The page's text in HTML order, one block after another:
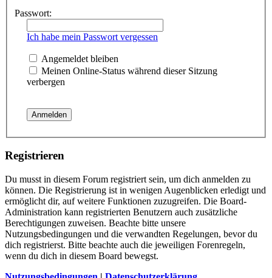
Passwort:
Ich habe mein Passwort vergessen
Angemeldet bleiben
Meinen Online-Status während dieser Sitzung
verbergen
Registrieren
Du musst in diesem Forum registriert sein, um dich anmelden zu
können. Die Registrierung ist in wenigen Augenblicken erledigt und
ermöglicht dir, auf weitere Funktionen zuzugreifen. Die Board-
Administration kann registrierten Benutzern auch zusätzliche
Berechtigungen zuweisen. Beachte bitte unsere
Nutzungsbedingungen und die verwandten Regelungen, bevor du
dich registrierst. Bitte beachte auch die jeweiligen Forenregeln,
wenn du dich in diesem Board bewegst.